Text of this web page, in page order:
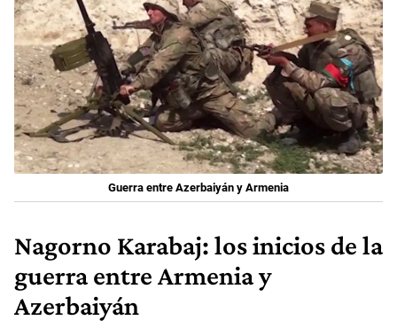
Guerra entre Azerbaiyán y Armenia
Nagorno Karabaj: los inicios de la
guerra entre Armenia y
Azerbaiyán